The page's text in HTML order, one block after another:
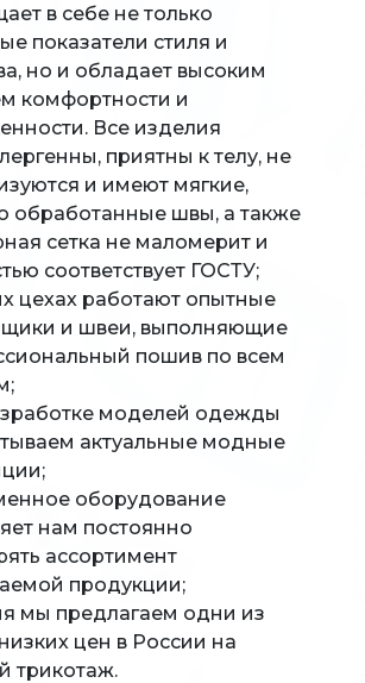
в себе не только
показатели стиля и
но и обладает высоким
комфортности и
Все изделия
приятны к телу, не
и имеют мягкие,
обработанные швы, а также
сетка не маломерит и
соответствует ГОСТУ;
цехах работают опытные
и швеи, выполняющие
пошив по всем
моделей одежды
актуальные модные
оборудование
нам постоянно
ассортимент
продукции;
мы предлагаем одни из
цен в России на
трикотаж.